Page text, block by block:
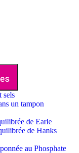
sels
un tampon
de Earle
de Hanks
au Phosphate